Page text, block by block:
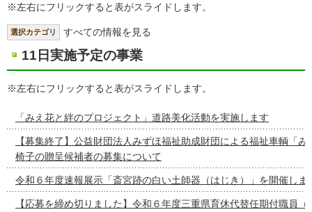
※左右にフリックすると表がスライドします。
選択カテゴリ すべての情報を見る
11日実施予定の事業
※左右にフリックすると表がスライドします。
「みえ花と絆のプロジェクト」道路美化活動を実施します
【募集終了】公益財団法人みずほ福祉助成財団による福祉車輌「
椅子の贈呈候補者の募集について
令和６年度速報展示「斎宮跡の白い土師器（はじき）」を開催しま
【応募を締め切りました】令和６年度三重県育休代替任期付職員